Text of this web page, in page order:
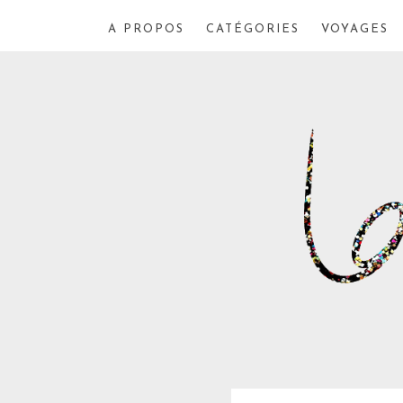
A PROPOS CATÉGORIES VOYAGES